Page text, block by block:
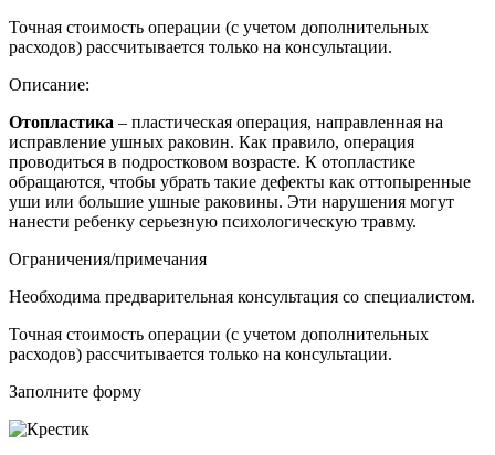
Точная стоимость операции (с учетом дополнительных
расходов) рассчитывается только на консультации.
Описание:
Отопластика – пластическая операция, направленная на
исправление ушных раковин. Как правило, операция
проводиться в подростковом возрасте. К отопластике
обращаются, чтобы убрать такие дефекты как оттопыренные
уши или большие ушные раковины. Эти нарушения могут
нанести ребенку серьезную психологическую травму.
Ограничения/примечания
Необходима предварительная консультация со специалистом.
Точная стоимость операции (с учетом дополнительных
расходов) рассчитывается только на консультации.
Заполните форму